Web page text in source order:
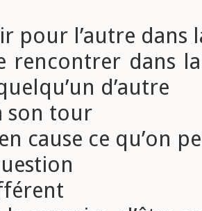
pour l’autre dans
rencontrer dans
d’autre
son tour
cause ce qu’on